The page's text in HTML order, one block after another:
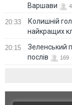
Варшави
20:33
Колишній
найкращих
20:15
Зеленський
послів
169